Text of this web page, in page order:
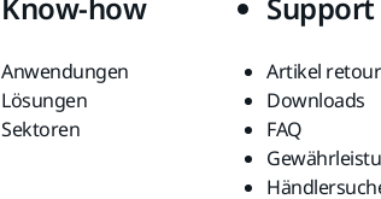
Anwendungen
Lösungen
Sektoren
Artikel
Downloads
FAQ